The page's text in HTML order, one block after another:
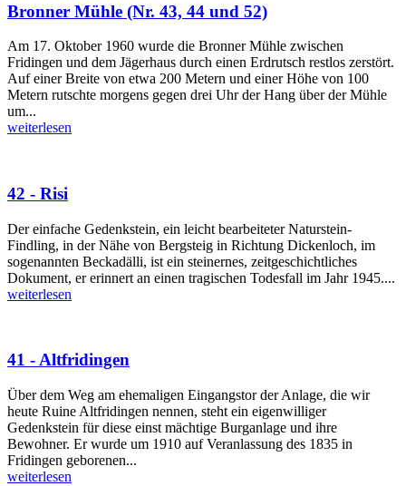
Bronner Mühle (Nr. 43, 44 und 52)
Am 17. Oktober 1960 wurde die Bronner Mühle zwischen
Fridingen und dem Jägerhaus durch einen Erdrutsch restlos zerstört.
Auf einer Breite von etwa 200 Metern und einer Höhe von 100
Metern rutschte morgens gegen drei Uhr der Hang über der Mühle
um...
weiterlesen
42 - Risi
Der einfache Gedenkstein, ein leicht bearbeiteter Naturstein-
Findling, in der Nähe von Bergsteig in Richtung Dickenloch, im
sogenannten Beckadälli, ist ein steinernes, zeitgeschichtliches
Dokument, er erinnert an einen tragischen Todesfall im Jahr 1945....
weiterlesen
41 - Altfridingen
Über dem Weg am ehemaligen Eingangstor der Anlage, die wir
heute Ruine Altfridingen nennen, steht ein eigenwilliger
Gedenkstein für diese einst mächtige Burganlage und ihre
Bewohner. Er wurde um 1910 auf Veranlassung des 1835 in
Fridingen geborenen...
weiterlesen